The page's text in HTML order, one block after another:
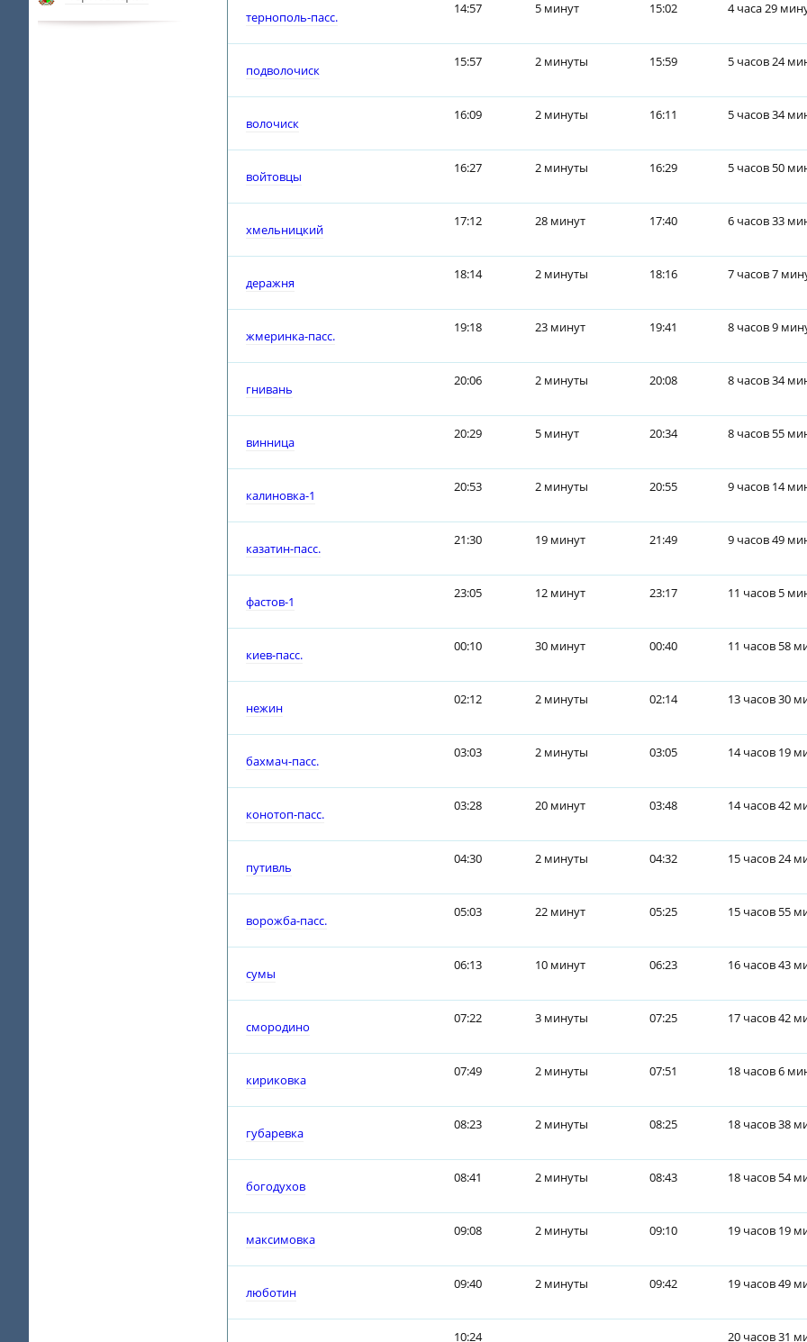
тернополь-пасс.
14:57 5 минут 15:02 4 часа 29
подволочиск
15:57 2 минуты 15:59 5 часов 24
волочиск
16:09 2 минуты 16:11 5 часов 34
войтовцы
16:27 2 минуты 16:29 5 часов 50
хмельницкий
17:12 28 минут 17:40 6 часов 33
деражня
18:14 2 минуты 18:16 7 часов 7
жмеринка-пасс.
19:18 23 минут 19:41 8 часов 9
гнивань
20:06 2 минуты 20:08 8 часов 34
винница
20:29 5 минут 20:34 8 часов 55
калиновка-1
20:53 2 минуты 20:55 9 часов 14
казатин-пасс.
21:30 19 минут 21:49 9 часов 49
фастов-1
23:05 12 минут 23:17 11 часов 5
киев-пасс.
00:10 30 минут 00:40 11 часов 58
нежин
02:12 2 минуты 02:14 13 часов 30
бахмач-пасс.
03:03 2 минуты 03:05 14 часов 19
конотоп-пасс.
03:28 20 минут 03:48 14 часов 42
путивль
04:30 2 минуты 04:32 15 часов 24
ворожба-пасс.
05:03 22 минут 05:25 15 часов 55
сумы
06:13 10 минут 06:23 16 часов 43
смородино
07:22 3 минуты 07:25 17 часов 42
кириковка
07:49 2 минуты 07:51 18 часов 6
губаревка
08:23 2 минуты 08:25 18 часов 38
богодухов
08:41 2 минуты 08:43 18 часов 54
максимовка
09:08 2 минуты 09:10 19 часов 19
люботин
09:40 2 минуты 09:42 19 часов 49
10:24 20 часов 31